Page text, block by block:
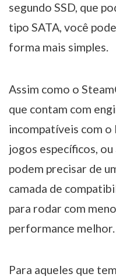
segundo SSD, que
tipo SATA, você
forma mais simples.
Assim como o
que contam com
incompatíveis com o
jogos específicos,
podem precisar de
camada de
para rodar com
performance melhor.
Para aqueles que